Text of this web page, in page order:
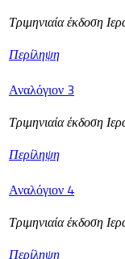
Τριμηνιαία έκδοση
Περίληψη
Αναλόγιον 3
Τριμηνιαία έκδοση
Περίληψη
Αναλόγιον 4
Τριμηνιαία έκδοση
Περίληψη